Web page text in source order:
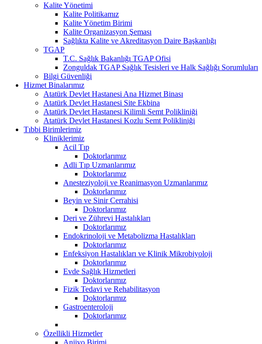
Kalite Yönetimi
Kalite Politikamız
Kalite Yönetim Birimi
Kalite Organizasyon Şeması
Sağlıkta Kalite ve Akreditasyon Daire Başkanlığı
TGAP
T.C. Sağlık Bakanlığı TGAP Ofisi
Zonguldak TGAP Sağlık Tesisleri ve Halk Sağlığı Sorumluları
Bilgi Güvenliği
Hizmet Binalarımız
Atatürk Devlet Hastanesi Ana Hizmet Binası
Atatürk Devlet Hastanesi Site Ekbina
Atatürk Devlet Hastanesi Kilimli Semt Polikliniği
Atatürk Devlet Hastanesi Kozlu Semt Polikliniği
Tıbbi Birimlerimiz
Kliniklerimiz
Acil Tıp
Doktorlarımız
Adli Tıp Uzmanlarımız
Doktorlarımız
Anesteziyoloji ve Reanimasyon Uzmanlarımız
Doktorlarımız
Beyin ve Sinir Cerrahisi
Doktorlarımız
Deri ve Zührevi Hastalıkları
Doktorlarımız
Endokrinoloji ve Metabolizma Hastalıkları
Doktorlarımız
Enfeksiyon Hastalıkları ve Klinik Mikrobiyoloji
Doktorlarımız
Evde Sağlık Hizmetleri
Doktorlarımız
Fizik Tedavi ve Rehabilitasyon
Doktorlarımız
Gastroenteroloji
Doktorlarımız
Özellikli Hizmetler
Anjiyo Birimi